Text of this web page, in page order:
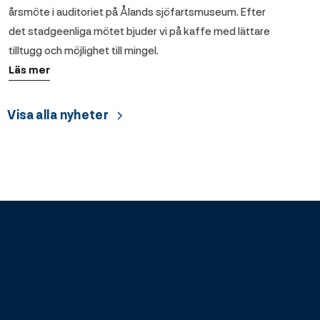
årsmöte i auditoriet på Ålands sjöfartsmuseum. Efter
det stadgeenliga mötet bjuder vi på kaffe med lättare
tilltugg och möjlighet till mingel.
Läs mer
Visa alla nyheter